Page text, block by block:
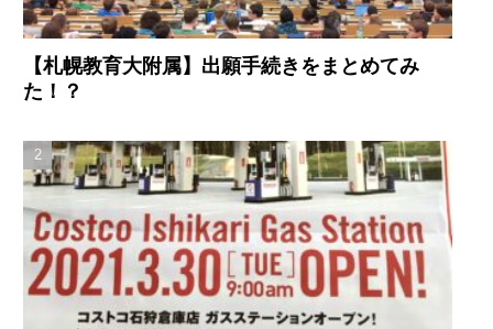
【札幌教育大附属】出願手続きをまとめてみ
た！？